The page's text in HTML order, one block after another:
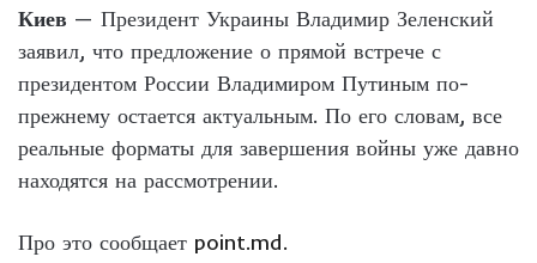
Киев — Президент Украины Владимир Зеленский
заявил, что предложение о прямой встрече с
президентом России Владимиром Путиным по-
прежнему остается актуальным. По его словам, все
реальные форматы для завершения войны уже давно
находятся на рассмотрении.
Про это сообщает point.md.